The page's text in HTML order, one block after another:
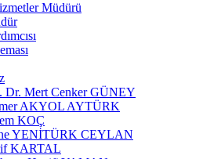
Müdürü
Dr. Mert Cenker GÜNEY
AKYOL AYTÜRK
KOÇ
YENİTÜRK CEYLAN
KARTAL